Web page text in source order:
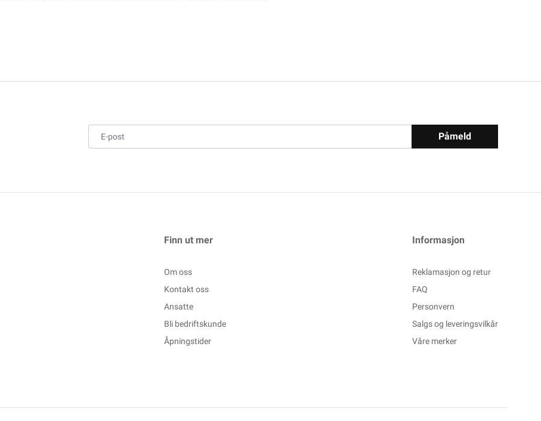
Påmeld
Finn ut mer
Om oss
Kontakt oss
Ansatte
Bli bedriftskunde
Åpningstider
Informasjon
Reklamasjon og retur
FAQ
Personvern
Salgs og leveringsvilkår
Våre merker